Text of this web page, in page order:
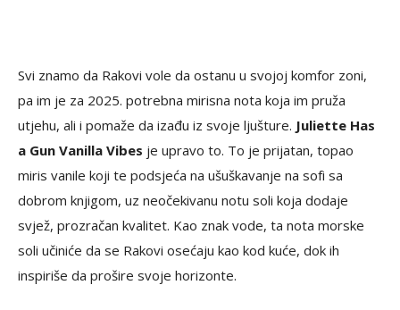
Svi znamo da Rakovi vole da ostanu u svojoj komfor zoni,
pa im je za 2025. potrebna mirisna nota koja im pruža
utjehu, ali i pomaže da izađu iz svoje ljušture. Juliette Has
a Gun Vanilla Vibes je upravo to. To je prijatan, topao
miris vanile koji te podsjeća na ušuškavanje na sofi sa
dobrom knjigom, uz neočekivanu notu soli koja dodaje
svjež, prozračan kvalitet. Kao znak vode, ta nota morske
soli učiniće da se Rakovi osećaju kao kod kuće, dok ih
inspiriše da prošire svoje horizonte.